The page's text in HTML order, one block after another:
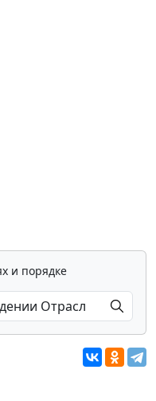
и порядке